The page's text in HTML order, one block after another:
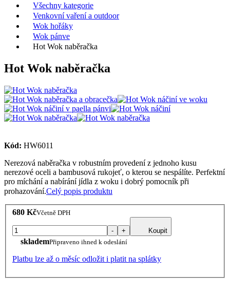
Všechny kategorie
Venkovní vaření a outdoor
Wok hořáky
Wok pánve
Hot Wok naběračka
Hot Wok naběračka
Kód: HW6011
Nerezová naběračka v robustním provedení z jednoho kusu
nerezové oceli a bambusová rukojeť, o kterou se nespálíte. Perfektní
pro míchání a nabírání jídla z woku i dobrý pomocník při
prohazování.Celý popis produktu
680 KčVčetně DPH
- + Koupit
sklademPřipraveno ihned k odeslání
Platbu lze až o měsíc odložit i platit na splátky